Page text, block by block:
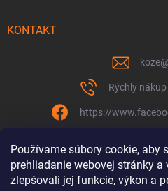
Používame súbory cookie, aby
prehliadanie webovej stránky
zlepšovali jej funkcie, výkon a
KONTAKT
koze@
Rýchly
https://